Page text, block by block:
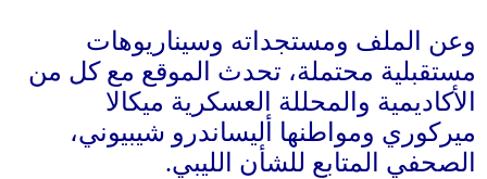
وعن الملف ومستجداته وسيناريوهات
مستقبلية محتملة، تحدث الموقع مع كل من
الأكاديمية والمحللة العسكرية ميكالا
ميركوري ومواطنها أليساندرو شيبيوني،
الصحفي المتابع للشأن الليبي.